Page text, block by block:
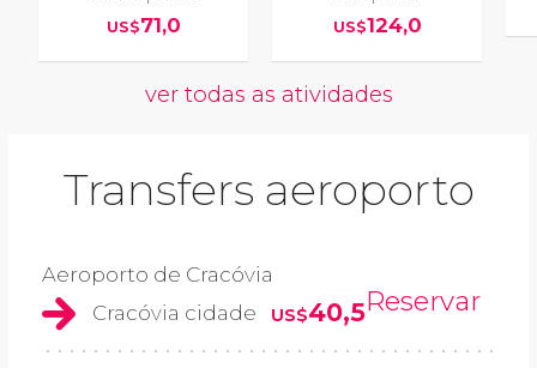
US$71,0
US$124,0
ver todas as atividades
Transfers aeroporto
Aeroporto de Cracóvia
Cracóvia cidade
US$40,5Reservar